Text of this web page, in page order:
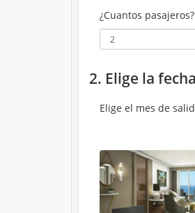
¿Cuantos pasajeros?
2. Elige la
Elige el mes de